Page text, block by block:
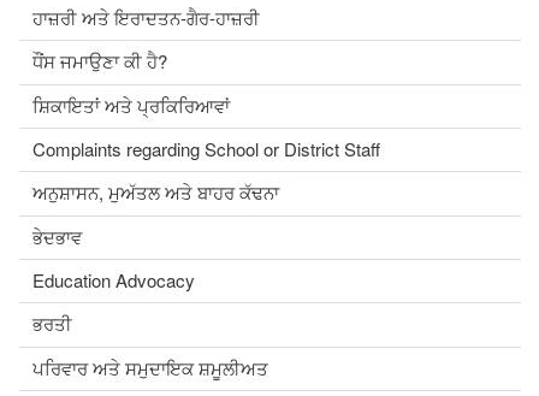
ਹਾਜ਼ਰੀ ਅਤੇ ਇਰਾਦਤਨ-ਗੈਰ-ਹਾਜ਼ਰੀ
ਧੌਂਸ ਜਮਾਉਣਾ ਕੀ ਹੈ?
ਸ਼ਿਕਾਇਤਾਂ ਅਤੇ ਪ੍ਰਕਿਰਿਆਵਾਂ
Complaints regarding School or District Staff
ਅਨੁਸ਼ਾਸਨ, ਮੁਅੱਤਲ ਅਤੇ ਬਾਹਰ ਕੱਢਨਾ
ਭੇਦਭਾਵ
Education Advocacy
ਭਰਤੀ
ਪਰਿਵਾਰ ਅਤੇ ਸਮੁਦਾਇਕ ਸ਼ਮੂਲੀਅਤ